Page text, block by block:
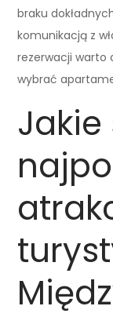
braku
komunikacją z
rezerwacji warto
wybrać
Jakie